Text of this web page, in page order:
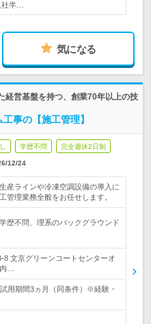
社半…
気になる
経営基盤を持つ、創業70年以上の技
事の【施工管理】
学歴不問 完全週休2日制
12/24
産ラインや冷凍空調設備の導入に
管理業務全般をお任せします。
歴不問、理系のバックグラウンド
8 文京グリーンコートセンターオ
…
用期間3ヵ月（同条件）※経験・